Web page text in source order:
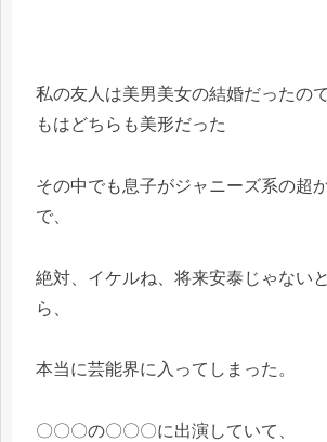
私の友人は美男美女の結婚だったの
もはどちらも美形だった
その中でも息子がジャニーズ系の超
で、
絶対、イケルね、将来安泰じゃない
ら、
本当に芸能界に入ってしまった。
〇〇〇の〇〇〇に出演していて、